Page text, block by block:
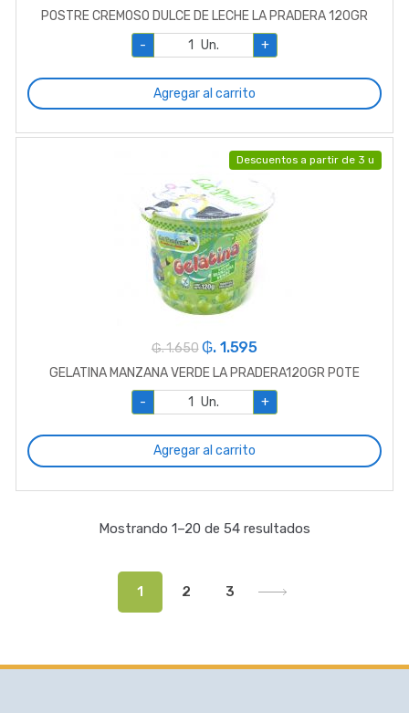
POSTRE CREMOSO DULCE DE LECHE LA PRADERA 120GR
-
Un. +
Agregar al carrito
Descuentos a partir de 3 u
₲. 1.650 ₲. 1.595
GELATINA MANZANA VERDE LA PRADERA120GR POTE
-
Un. +
Agregar al carrito
Mostrando 1–20 de 54 resultados
1 2 3